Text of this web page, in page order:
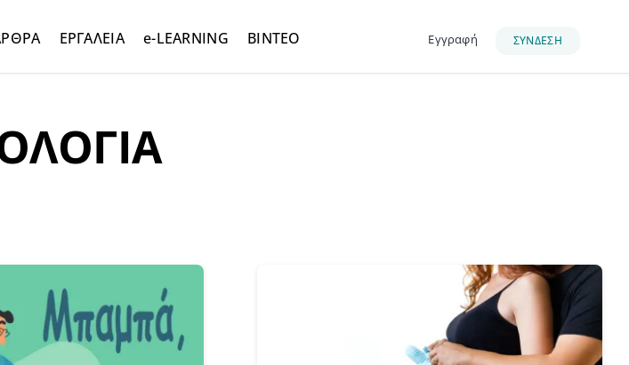
ΕΡΓΑΛΕΙΑ e-LEARNING ΒΙΝΤΕΟ Εγγραφή ΣΥΝΔΕΣΗ